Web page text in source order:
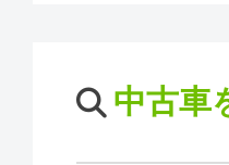
中古車